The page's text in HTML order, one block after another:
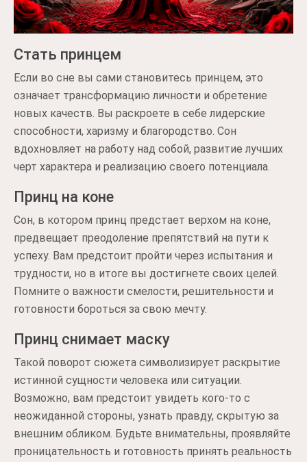
Стать принцем
Если во сне вы сами становитесь принцем, это
означает трансформацию личности и обретение
новых качеств. Вы раскроете в себе лидерские
способности, харизму и благородство. Сон
вдохновляет на работу над собой, развитие лучших
черт характера и реализацию своего потенциала.
Принц на коне
Сон, в котором принц предстает верхом на коне,
предвещает преодоление препятствий на пути к
успеху. Вам предстоит пройти через испытания и
трудности, но в итоге вы достигнете своих целей.
Помните о важности смелости, решительности и
готовности бороться за свою мечту.
Принц снимает маску
Такой поворот сюжета символизирует раскрытие
истинной сущности человека или ситуации.
Возможно, вам предстоит увидеть кого-то с
неожиданной стороны, узнать правду, скрытую за
внешним обликом. Будьте внимательны, проявляйте
проницательность и готовность принять реальность